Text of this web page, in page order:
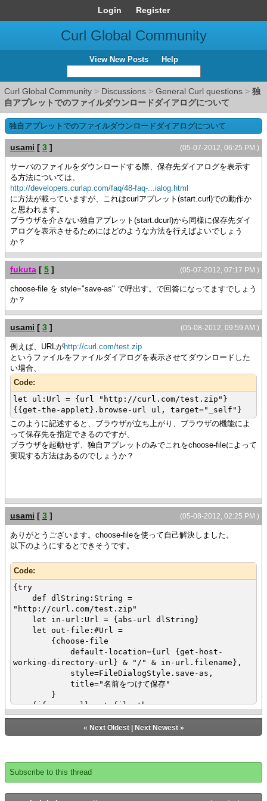
Login Register
Curl Global Community
View New Posts Help
Curl Global Community > Discussions > General Curl questions > 独
自アプレットでのファイルダウンロードダイアログについて
独自アプレットでのファイルダウンロードダイアログについて
(05-07-2012, 06:25 PM )
usami [ 3 ]
サーバのファイルをダウンロードする際、保存先ダイアログを表示す
る方法については、
http://developers.curlap.com/faq/48-faq-...ialog.html
に方法が載っていますが、これはcurlアプレット(start.curl)での動作か
と思われます。
ブラウザを介さない独自アプレット(start.dcurl)から同様に保存先ダイ
アログを表示させるためにはどのような方法を行えばよいでしょう
か？
(05-07-2012, 07:17 PM )
fukuta [ 5 ]
choose-file を style="save-as" で呼出す。で回答になってますでしょう
か？
(05-08-2012, 09:59 AM )
usami [ 3 ]
例えば、URLがhttp://curl.com/test.zip
というファイルをファイルダイアログを表示させてダウンロードした
い場合、
Code:
let ul:Url = {url "http://curl.com/test.zip"}
{{get-the-applet}.browse-url ul, target="_self"}
このように記述すると、ブラウザが立ち上がり、ブラウザの機能によ
って保存先を指定できるのですが、
ブラウザを起動せず、独自アプレットのみでこれをchoose-fileによって
実現する方法はあるのでしょうか？
(05-08-2012, 02:25 PM )
usami [ 3 ]
ありがとうございます。choose-fileを使って自己解決しました。
以下のようにするとできそうです。
Code:
{try
def dlString:String =
"http://curl.com/test.zip"
let in-url:Url = {abs-url dlString}
let out-file:#Url =
{choose-file
default-location={url {get-host-
working-directory-url} & "/" & in-url.filename},
style=FileDialogStyle.save-as,
title="名前をつけて保存"
}
{if-non-null out-file then
{copy in-url, {non-null out-file}, error-
if-exists? = false, recurse? = false}
}
{VBox
halign = "center",
"ファイルのダウンロードに失敗しました。",
« Next Oldest| Next Newest»
Subscribe to this thread